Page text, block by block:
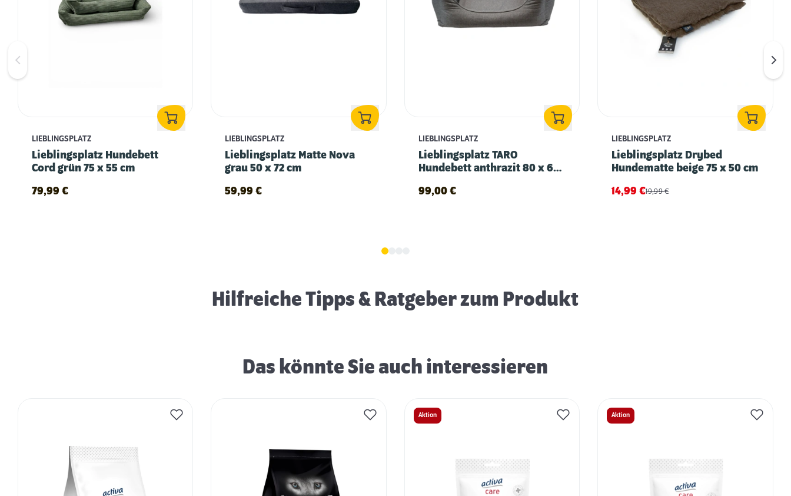
LIEBLINGSPLATZ
Lieblingsplatz Hundebett
Cord grün 75 x 55 cm
79,99 €
LIEBLINGSPLATZ
Lieblingsplatz Matte Nova
grau 50 x 72 cm
59,99€
LIEBLINGSPLATZ
Lieblingsplatz TARO
Hundebett anthrazit 80 x 60
99,00 €
LIEBLINGSPLATZ
Lieblingsplatz Drybed
Hundematte beige 75 x 50 cm
14,99€19,99€
Hilfreiche Tipps & Ratgeber zum Produkt
Das könnte Sie auch interessieren
Aktion Aktion